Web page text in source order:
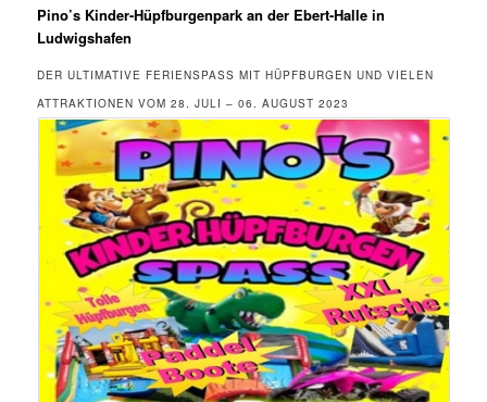
Pino’s Kinder-Hüpfburgenpark an der Ebert-Halle in
Ludwigshafen
DER ULTIMATIVE FERIENSPASS MIT HÜPFBURGEN UND VIELEN A
TTRAKTIONEN VOM 28. JULI – 06. AUGUST 2023